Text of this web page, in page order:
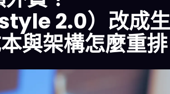
2.0）改成
與架構怎麼重排